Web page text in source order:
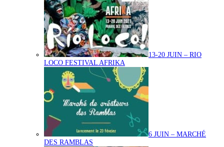
13-20 JUIN – RIO
LOCO FESTIVAL AFRIKA
6 JUIN – MARCHÉ
DES RAMBLAS